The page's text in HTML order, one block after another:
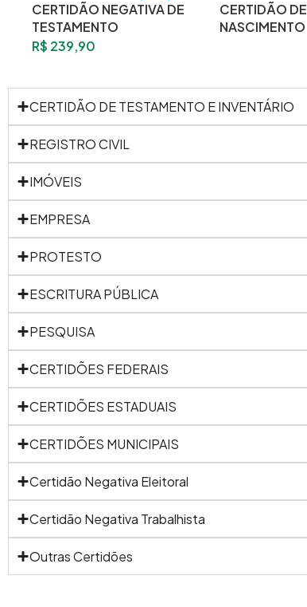
CERTIDÃO NEGATIVA DE
TESTAMENTO
R$ 239,90
CERTIDÃO DE
NASCIMENTO
CERTIDÃO DE TESTAMENTO E INVENTÁRIO
REGISTRO CIVIL
IMÓVEIS
EMPRESA
PROTESTO
ESCRITURA PÚBLICA
PESQUISA
CERTIDÕES FEDERAIS
CERTIDÕES ESTADUAIS
CERTIDÕES MUNICIPAIS
Certidão Negativa Eleitoral
Certidão Negativa Trabalhista
Outras Certidões